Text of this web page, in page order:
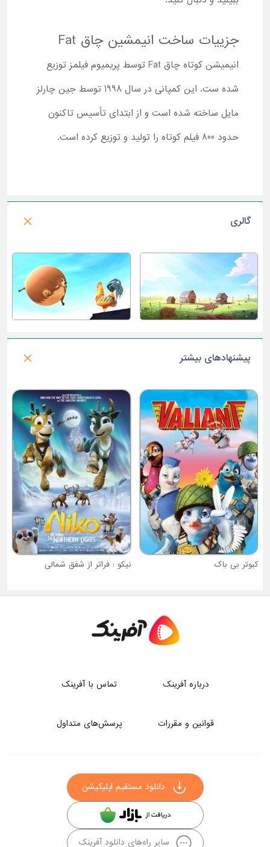
جزییات ساخت انیمشین چاق Fat
انیمیشن کوتاه چاق Fat توسط پریمیوم فیلمز توزیع
شده ست. این کمپانی در سال 1998 توسط جین چارلز
مایل ساخته شده است و از ابتدای تأسیس تاکنون
حدود 800 فیلم کوتاه را تولید و توزیع کرده است.
گالری
پیشنهادهای بیشتر
کبوتر بی باک نیکو : فراتر از شفق شمالی
درباره آفرینک تماس با آفرینک
قوانین و مقررات پرسش‌های متداول
دانلود مستقیم اپلیکیشن
سایر راه‌های دانلود آفرینک